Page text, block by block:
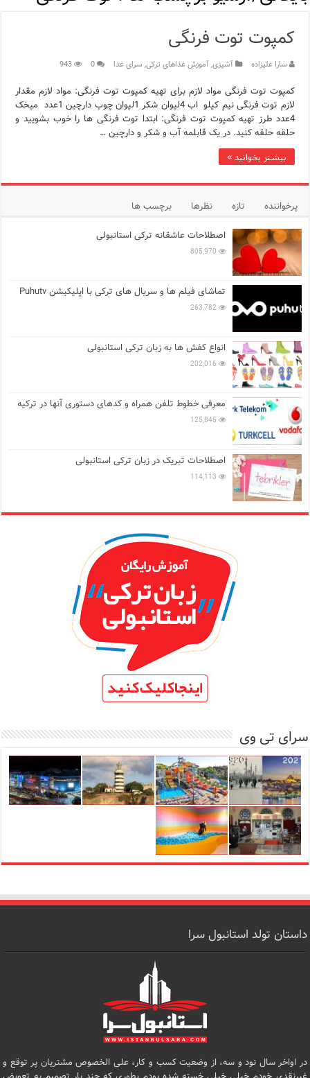
12 اشتباه رایج در دریافت شهروندی ترکیه از طریق خرید ملک
ویژگی‌های رفتاری و اجتماعی در زبان ترکی استانبولی
ویژگی‌های منفی شخصیت در زبان ترکی استانبولی
ویژگی‌های مثبت شخصیت در زبان ترکی استانبولی
موزه افسانه‌های کارتال استانبول؛ سفری به دنیای قصه‌ها در
موزه ساعت کاخ توپکاپی استانبول
اجاره خانه در استانبول چگونه است؟ راهنمای کامل در سال 2026
کمپوت توت فرنگی
سارا علیزاده آشپزی,آموزش غذاهای ترکی, سرای غذا 0
943
کمپوت توت فرنگی مواد لازم برای تهیه کمپوت توت فرنگی: مواد لازم مقدار
لازم توت فرنگی نیم کیلو اب 4لیوان شکر 1لیوان چوب دارچین 1عدد میخک
4عدد طرز تهیه کمپوت توت فرنگی: ابتدا توت فرنگی ها را خوب بشویید و
حلقه حلقه کنید. در یک قابلمه آب و شکر و دارچین …
بیشتر بخوانید »
پرخواننده تازه نظرها
برچسب ها
اصطلاحات عاشقانه ترکی استانبولی
805,970
تماشای فیلم ها و سریال های ترکی با اپلیکیشن Puhutv
263,782
انواع کفش ها به زبان ترکی استانبولی
202,016
معرفی خطوط تلفن همراه و کدهای دستوری آنها در ترکیه
125,845
اصطلاحات تبریک در زبان ترکی استانبولی
114,113
سرای تی وی
داستان تولد استانبول سرا
در اواخر سال نود و سه، از وضعیت کسب و کار، علی الخصوص مشتریان پر توقع و